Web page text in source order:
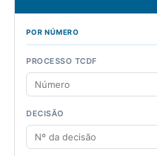
POR NÚMERO
PROCESSO TCDF
DECISÃO